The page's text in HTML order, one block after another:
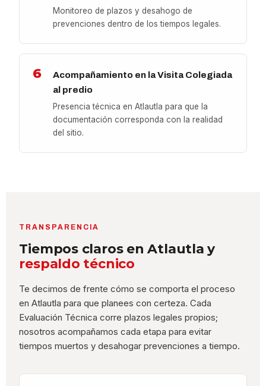
Monitoreo de plazos y desahogo de
prevenciones dentro de los tiempos legales.
6
Acompañamiento en la Visita Colegiada
al predio
Presencia técnica en Atlautla para que la
documentación corresponda con la realidad
del sitio.
TRANSPARENCIA
Tiempos claros en Atlautla y
respaldo técnico
Te decimos de frente cómo se comporta el proceso
en Atlautla para que planees con certeza. Cada
Evaluación Técnica corre plazos legales propios;
nosotros acompañamos cada etapa para evitar
tiempos muertos y desahogar prevenciones a tiempo.